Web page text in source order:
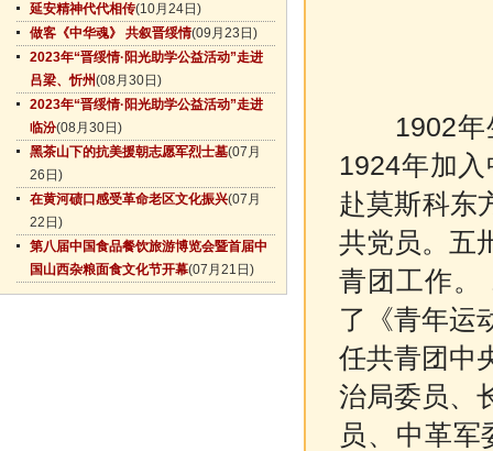
延安精神代代相传(10月24日)
做客《中华魂》 共叙晋绥情(09月23日)
2023年“晋绥情·阳光助学公益活动”走进
吕梁、忻州(08月30日)
2023年“晋绥情·阳光助学公益活动”走进
临汾(08月30日)
黑茶山下的抗美援朝志愿军烈士墓(07月
26日)
在黄河碛口感受革命老区文化振兴(07月
22日)
第八届中国食品餐饮旅游博览会暨首届中
国山西杂粮面食文化节开幕(07月21日)
1902年生
1924年加
赴莫斯科东
共党员。五
青团工作。
了《青年运
任共青团中
治局委员、
员、中革